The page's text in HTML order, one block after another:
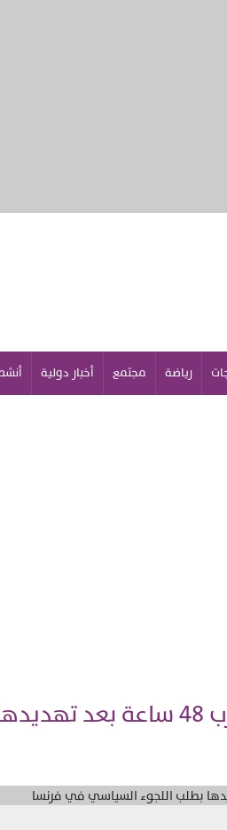
رياضة مجتمع أخبار دولية
وداع حزين … لبنى أبيضار تغادر المغرب 48 ساعة بعد